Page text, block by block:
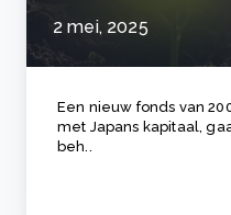
2 mei, 2025
Een nieuw fonds van
met Japans kapitaal,
beh..